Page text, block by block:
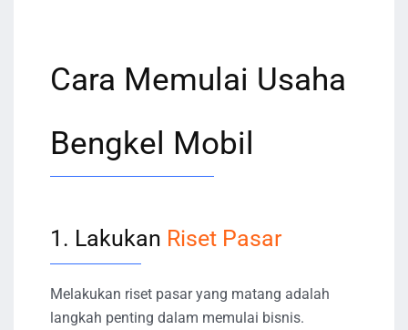
Cara Memulai Usaha
Bengkel Mobil
1. Lakukan Riset Pasar
Melakukan riset pasar yang matang adalah
langkah penting dalam memulai bisnis.